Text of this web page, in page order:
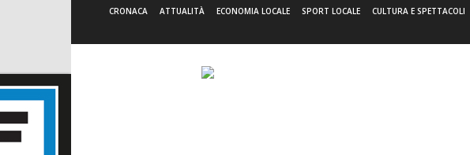
CRONACA ATTUALITÀ ECONOMIA LOCALE SPORT LOCALE CULTURA E SPETTACOLI